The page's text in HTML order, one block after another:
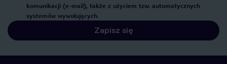
komunikacji (e-mail), także z użyciem tzw. automatycznych
systemów wywołujących.
Zapisz się